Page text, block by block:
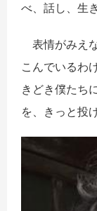
べ、話し、生
表情がみえ
こんでいるわ
きどき僕たち
を、きっと投